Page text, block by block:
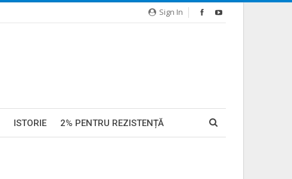
Sign In
ISTORIE 2% PENTRU REZISTENȚĂ